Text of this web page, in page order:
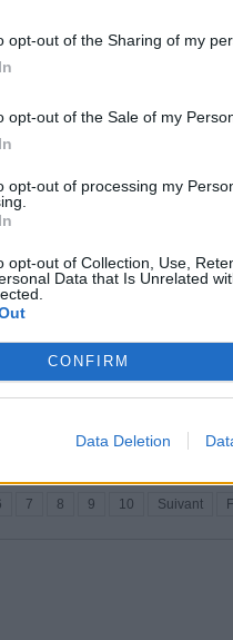
opt-out of the Sharing of my
opt-out of the Sale of my
opt-out of processing my
opt-out of Collection, Use,
Data that Is Unrelated
CONFIRM
Data Deletion
habitudes autrefois très
plus rares. Sans affirmer que «
plus proches
|
ont le souvenir d'un
service, où les enfants
portes restaient parfois
7 8 9 10 Suivant